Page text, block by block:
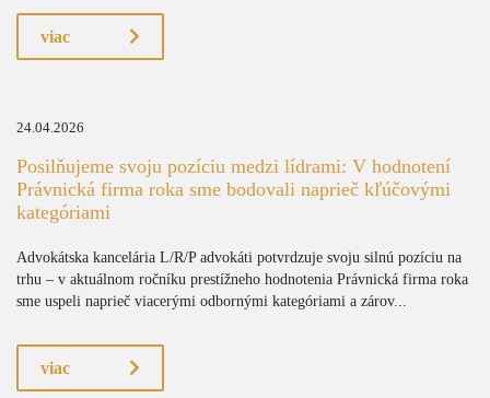
viac
24.04.2026
Posilňujeme svoju pozíciu medzi lídrami: V hodnotení
Právnická firma roka sme bodovali naprieč kľúčovými
kategóriami
Advokátska kancelária L/R/P advokáti potvrdzuje svoju silnú pozíciu na
trhu – v aktuálnom ročníku prestížneho hodnotenia Právnická firma roka
sme uspeli naprieč viacerými odbornými kategóriami a zárov...
viac